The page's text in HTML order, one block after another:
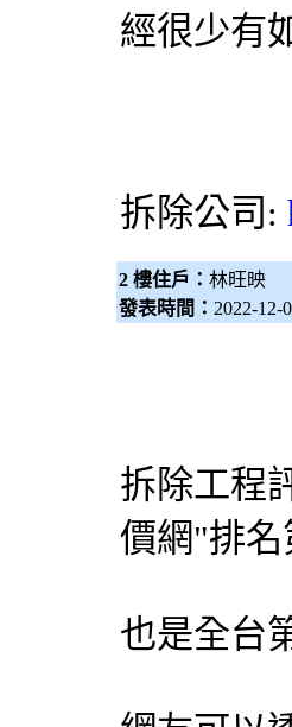
經很少有
拆除公司:
2 樓住戶： 林旺映
發表時間： 2022-12-
拆除工程
價網"排名
也是全台